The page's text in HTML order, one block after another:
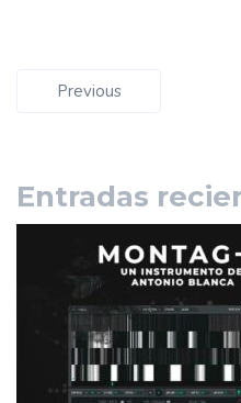
Previous
Entradas